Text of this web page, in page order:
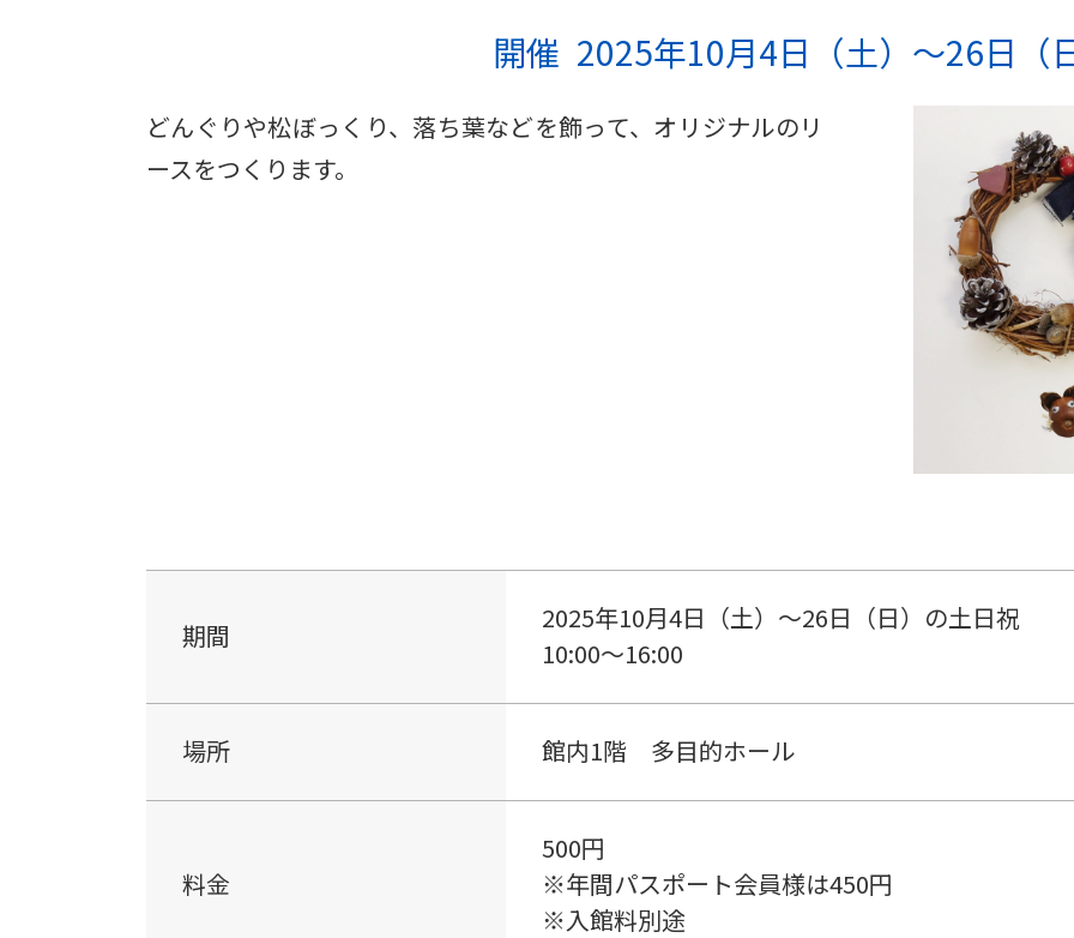
開催 2025年10月4日（土）～26日（
どんぐりや松ぼっくり、落ち葉などを飾って、オリジナルのリ
ースをつくります。
期間
2025年10月4日（土）～26日（日）の土日祝
10:00～16:00
場所 館内1階 多目的ホール
料金
500円
※年間パスポート会員様は450円
※入館料別途